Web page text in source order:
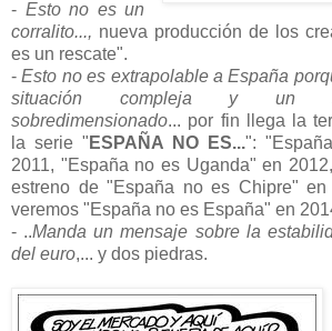
- Esto no es un
corralito..., nueva producción de los
es un rescate".
-Esto no es extrapolable a España
situación compleja y un
sobredimensionado... por fin llega la
la serie " ESPAÑA NO ES...":
2011, "España no es Uganda" en
estreno de "España no es Chipre"
veremos "España no es España" en
- ..Manda un mensaje sobre la
del euro,... y dos piedras.